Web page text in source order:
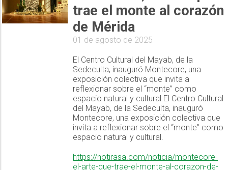
trae el monte al corazón
de Mérida
01 de agosto de 2025
El Centro Cultural del Mayab, de la
Sedeculta, inauguró Montecore, una
exposición colectiva que invita a
reflexionar sobre el “monte” como
espacio natural y cultural.El Centro Cultural
del Mayab, de la Sedeculta, inauguró
Montecore, una exposición colectiva que
invita a reflexionar sobre el “monte” como
espacio natural y cultural.
https://notirasa.com/noticia/montecore-
el-arte-que-trae-el-monte-al-corazon-de-